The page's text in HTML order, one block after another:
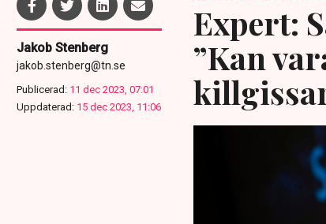
Jakob Stenberg
jakob.stenberg@tn.se
Publicerad: 11 dec 2023, 07:01
Uppdaterad: 15 dec 2023, 11:06
Expert:
”Kan